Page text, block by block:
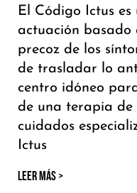
El Código Ictus
actuación basado
precoz de los
de trasladar lo
centro idóneo
de una terapia de
cuidados
Ictus
LEER MÁS >